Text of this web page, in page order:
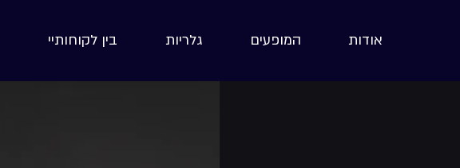
בין לקוחותיי גלריות המופעים אודות